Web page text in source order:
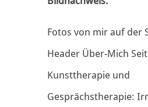
Fotos von mir auf der
Header Über-Mich
Kunsttherapie und
Gesprächstherapie: